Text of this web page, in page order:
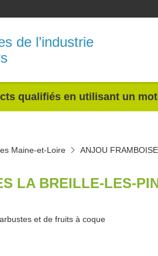
de l’industrie
qualifiés en utilisant un
Maine-et-Loire ANJOU
LA BREILLE-LES-
et de fruits à coque